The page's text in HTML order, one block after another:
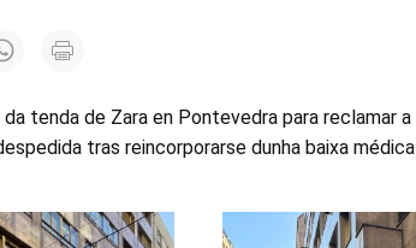
tenda de Zara en Pontevedra para reclamar a
tras reincorporarse dunha baixa médica